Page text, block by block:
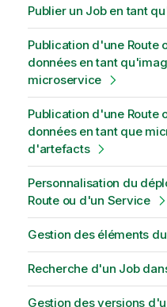
Publier un Job en tant
Publication d'une Route
données en tant
microservice
Publication d'une Route
données en tant que
d'artefacts
Personnalisation du
Route ou d'un Service
Gestion des éléments
Recherche d'un Job
Gestion des versions